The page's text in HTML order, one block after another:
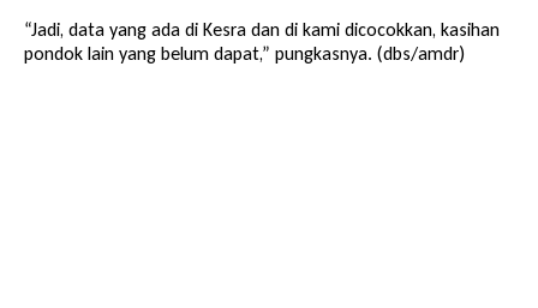
“Jadi, data yang ada di Kesra dan di kami dicocokkan, kasihan
pondok lain yang belum dapat,” pungkasnya. (dbs/amdr)